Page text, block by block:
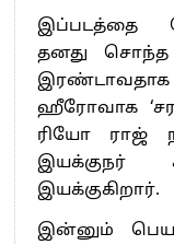
இப்படத்தை
தனது சொந்த
ஹீரோவாக
ரியோ ராஜ்
இயக்குநர்
இயக்குகிறார்.
இன்னும்